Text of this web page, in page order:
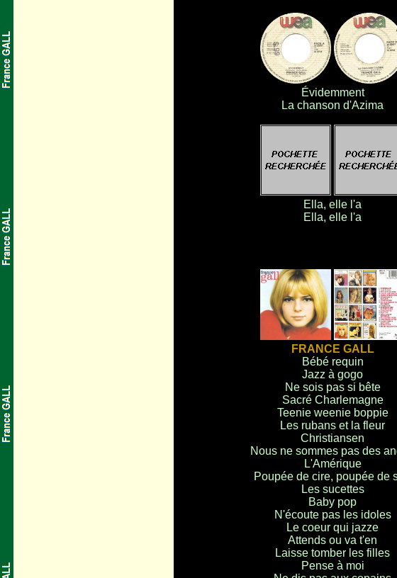
Évidemment
La chanson d'Azima
Ella, elle l'a
Ella, elle l'a
FRANCE GALL
Bébé requin
Jazz à gogo
Ne sois pas si bête
Sacré Charlemagne
Teenie weenie boppie
Les rubans et la fleur
Christiansen
Nous ne sommes pas des
L'Amérique
Poupée de cire, poupée de
Les sucettes
Baby pop
N'écoute pas les idoles
Le coeur qui jazze
Attends ou va t'en
Laisse tomber les filles
Pense à moi